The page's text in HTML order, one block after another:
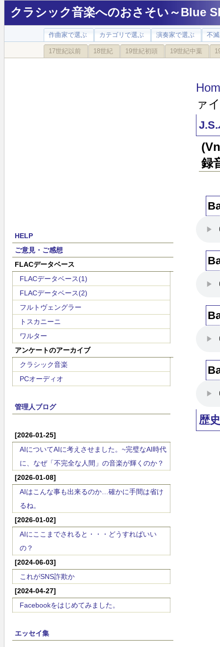
クラシック音楽へのおさそい～Blue
作曲家で選ぶ カテゴリで選ぶ 演奏家で選ぶ 不
17世紀以前 18世紀 19世紀初頭 19世紀中葉
HELP
ご意見・ご感想
FLACデータベース
FLACデータベース(1)
FLACデータベース(2)
フルトヴェングラー
トスカニーニ
ワルター
アンケートのアーカイブ
クラシック音楽
PCオーディオ
管理人ブログ
[2026-01-25]
AIについてAIに考えさせました。~完璧なAI時代
に、なぜ「不完全な人間」の音楽が輝くのか？
[2026-01-08]
AIはこんな事も出来るのか…確かに手間は省け
るね。
[2026-01-02]
AIにここまでされると・・・どうすればいい
の？
[2024-06-03]
これがSNS詐欺か
[2024-04-27]
Facebookをはじめてみました。
エッセイ集
ァ
録
歴